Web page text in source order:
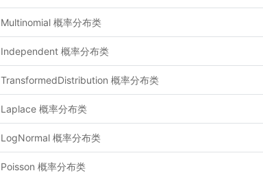
Multinomial 概率分布类
Independent 概率分布类
TransformedDistribution 概率分布类
Laplace 概率分布类
LogNormal 概率分布类
Poisson 概率分布类